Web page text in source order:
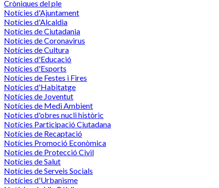
Cròniques del ple
Notícies d'Ajuntament
Notícies d'Alcaldia
Notícies de Ciutadania
Notícies de Coronavirus
Notícies de Cultura
Notícies d'Educació
Notícies d'Esports
Notícies de Festes i Fires
Notícies d'Habitatge
Notícies de Joventut
Notícies de Medi Ambient
Notícies d'obres nucli històric
Notícies Participació Ciutadana
Notícies de Recaptació
Notícies Promoció Econòmica
Notícies de Protecció Civil
Notícies de Salut
Notícies de Serveis Socials
Notícies d'Urbanisme